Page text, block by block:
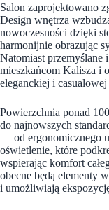
Salon zaprojektowano
Design wnętrza
nowoczesności dzięki
harmonijnie obrazując
Natomiast przemyślane
mieszkańcom Kalisza i
eleganckiej i
Powierzchnia ponad
do najnowszych
— od ergonomicznego
oświetlenie, które
wspierając komfort
obecne będą elementy
i umożliwiają